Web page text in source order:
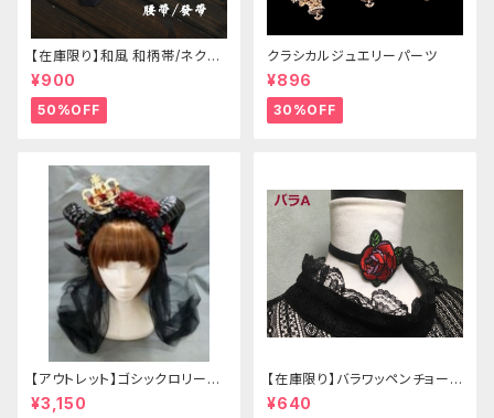
【在庫限り】和風 和柄帯/ネクタ
イ/リボン（狐面/金魚
¥900
50%OFF
クラシカルジュエリーパーツ
¥896
30%OFF
【アウトレット】ゴシックロリータ
ゴールドクラウン＆ホーン(ヴェ
ール付き)
¥3,150
【在庫限り】バラワッペンチョーカ
ー
¥640